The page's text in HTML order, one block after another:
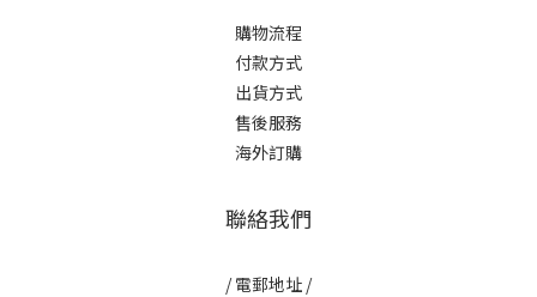
購物流程
付款方式
出貨方式
售後服務
海外訂購
聯絡我們
/ 電郵地址 /